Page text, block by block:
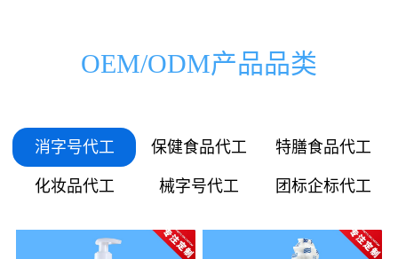
1332
1665
1998
2000
3000
06
08
072
109
145
181
OEM/ODM产品品类
消字号代工 保健食品代工 特膳食品代工
化妆品代工 械字号代工 团标企标代工